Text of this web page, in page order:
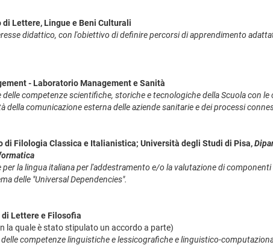
Lettere, Lingue e Beni Culturali
didattico, con l'obiettivo di definire percorsi di apprendimento
- Laboratorio Management e Sanità
competenze scientifiche, storiche e tecnologiche della Scuola con
della comunicazione esterna delle aziende sanitarie e dei processi
Filologia Classica e Italianistica; Università degli Studi di Pisa,
la lingua italiana per l'addestramento e/o la valutazione di
delle "Universal Dependencies".
Lettere e Filosofia
la quale è stato stipulato un accordo a parte)
competenze linguistiche e lessicografiche e linguistico-